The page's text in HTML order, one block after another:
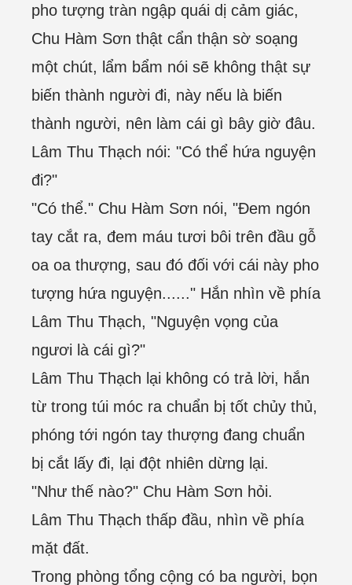
pho tượng tràn ngập quái dị cảm giác,
Chu Hàm Sơn thật cẩn thận sờ soạng
một chút, lẩm bẩm nói sẽ không thật sự
biến thành người đi, này nếu là biến
thành người, nên làm cái gì bây giờ đâu.
Lâm Thu Thạch nói: "Có thể hứa nguyện
đi?"
"Có thể." Chu Hàm Sơn nói, "Đem ngón
tay cắt ra, đem máu tươi bôi trên đầu gỗ
oa oa thượng, sau đó đối với cái này pho
tượng hứa nguyện......" Hắn nhìn về phía
Lâm Thu Thạch, "Nguyện vọng của
ngươi là cái gì?"
Lâm Thu Thạch lại không có trả lời, hắn
từ trong túi móc ra chuẩn bị tốt chủy thủ,
phóng tới ngón tay thượng đang chuẩn
bị cắt lấy đi, lại đột nhiên dừng lại.
"Như thế nào?" Chu Hàm Sơn hỏi.
Lâm Thu Thạch thấp đầu, nhìn về phía
mặt đất.
Trong phòng tổng cộng có ba người, bọn